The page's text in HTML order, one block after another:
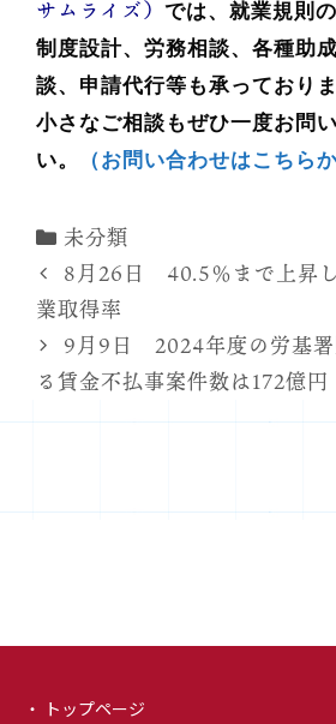
サムライズ） では、就業規則
制度設計、労務相談、各種助
談、申請代行等も承っておりま
小さなご相談もぜひ一度お問
い。
（お問い合わせはこちらか
カ
テ
ゴ
リ
ー
未分類
8月26日 40.5％まで上昇
業取得率
9月9日 2024年度の労基署
る賃金不払事案件数は172億円
・ トップページ